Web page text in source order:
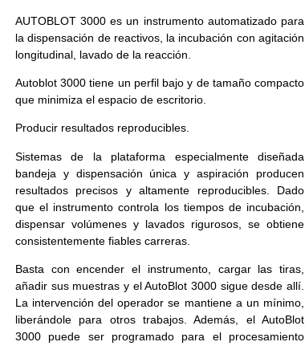
AUTOBLOT 3000 es un instrumento automatizado para
la dispensación de reactivos, la incubación con agitación
longitudinal, lavado de la reacción.
Autoblot 3000 tiene un perfil bajo y de tamaño compacto
que minimiza el espacio de escritorio.
Producir resultados reproducibles.
Sistemas de la plataforma especialmente diseñada
bandeja y dispensación única y aspiración producen
resultados precisos y altamente reproducibles. Dado
que el instrumento controla los tiempos de incubación,
dispensar volúmenes y lavados rigurosos, se obtiene
consistentemente fiables carreras.
Basta con encender el instrumento, cargar las tiras,
añadir sus muestras y el AutoBlot 3000 sigue desde allí.
La intervención del operador se mantiene a un mínimo,
liberándole para otros trabajos. Además, el AutoBlot
3000 puede ser programado para el procesamiento